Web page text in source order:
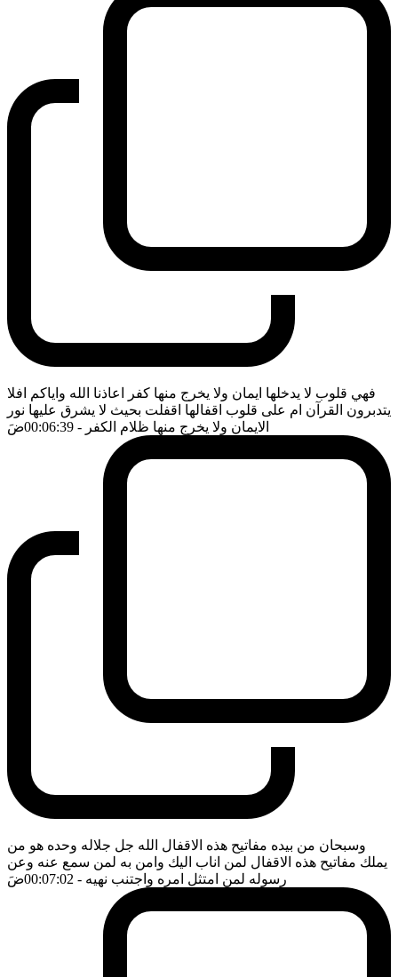
فهي قلوب لا يدخلها ايمان ولا يخرج منها كفر اعاذنا الله واياكم افلا
يتدبرون القرآن ام على قلوب اقفالها اقفلت بحيث لا يشرق عليها نور
الايمان ولا يخرج منها ظلام الكفر - 00:06:39 ضَ
وسبحان من بيده مفاتيح هذه الاقفال الله جل جلاله وحده هو من
يملك مفاتيح هذه الاقفال لمن اناب اليك وامن به لمن سمع عنه وعن
رسوله لمن امتثل امره واجتنب نهيه - 00:07:02 ضَ